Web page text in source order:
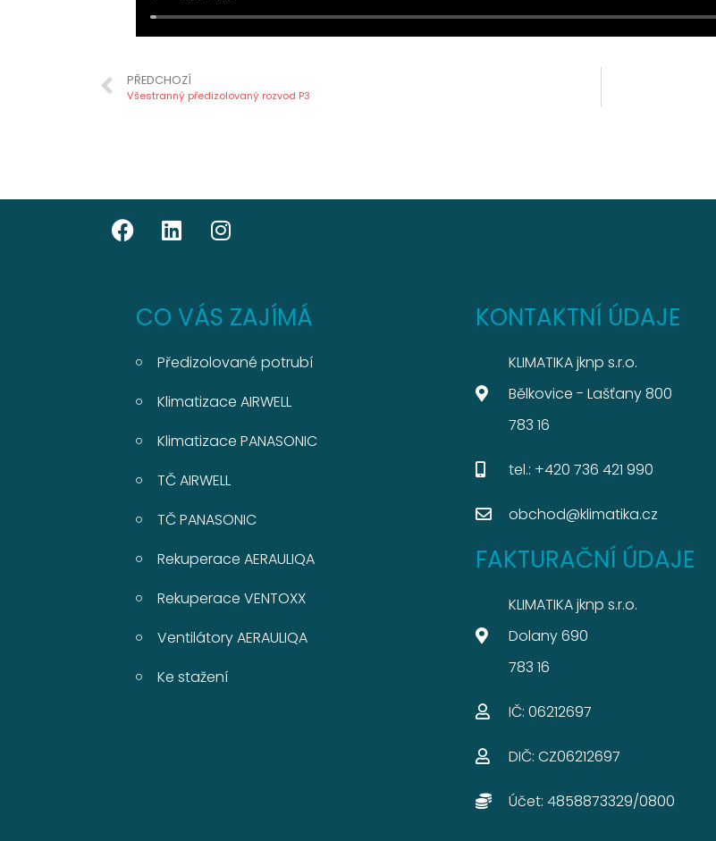
PŘEDCHOZÍ
Všestranný předizolovaný rozvod P3
CO VÁS ZAJÍMÁ
Předizolované potrubí
Klimatizace AIRWELL
Klimatizace PANASONIC
TČ AIRWELL
TČ PANASONIC
Rekuperace AERAULIQA
Rekuperace VENTOXX
Ventilátory AERAULIQA
Ke stažení
KONTAKTNÍ ÚDAJE
KLIMATIKA jknp s.r.o.
Bělkovice - Lašťany 800
783 16
tel.: +420 736 421 990
obchod@klimatika.cz
FAKTURAČNÍ ÚDAJE
KLIMATIKA jknp s.r.o.
Dolany 690
783 16
IČ: 06212697​
DIČ: CZ06212697​
Účet: 4858873329/0800​